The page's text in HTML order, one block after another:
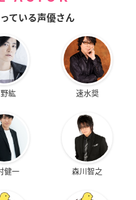
ている声優さん
紘 速水奨
健一 森川智之